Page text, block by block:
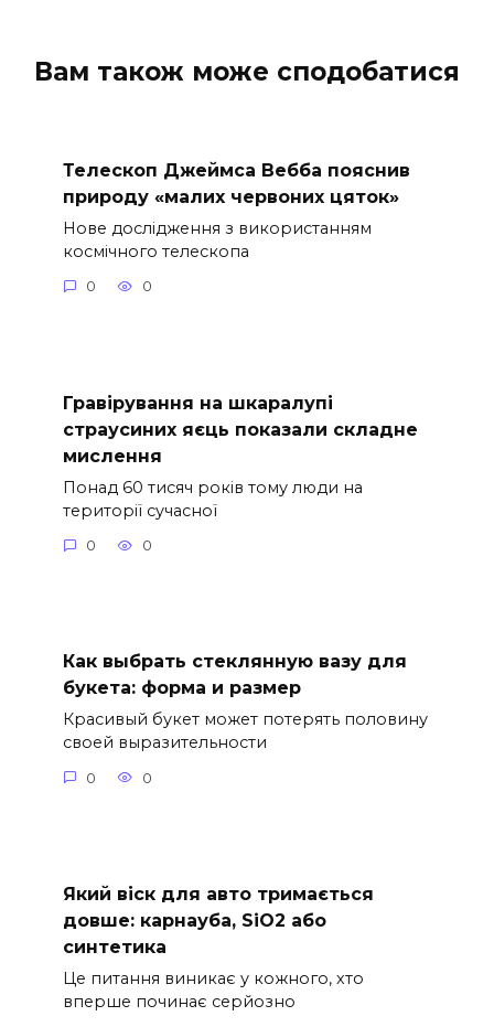
Вам також може сподобатися
Телескоп Джеймса Вебба пояснив
природу «малих червоних цяток»
Нове дослідження з використанням
космічного телескопа
0 0
Гравірування на шкаралупі
страусиних яєць показали складне
мислення
Понад 60 тисяч років тому люди на
території сучасної
0 0
Как выбрать стеклянную вазу для
букета: форма и размер
Красивый букет может потерять половину
своей выразительности
0 0
Який віск для авто тримається
довше: карнауба, SiO2 або
синтетика
Це питання виникає у кожного, хто
вперше починає серйозно